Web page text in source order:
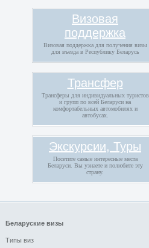
Визовая
поддержка
Визовая поддержка для получения визы
для въезда в Республику Беларусь
Трансфер
Трансферы для индивидуальных туристов
и групп по всей Беларуси на
комфортабельных автомобилях и
автобусах.
Экскурсии, Туры
Посетите самые интересные места
Беларуси. Вы узнаете и полюбите эту
страну.
Беларуские визы
Типы виз